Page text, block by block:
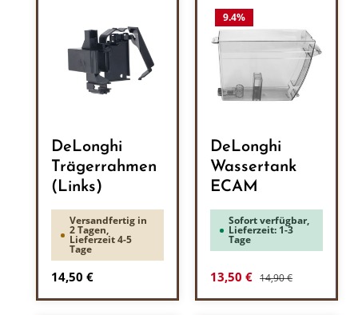
DeLonghi
Trägerrahmen
(Links)
Versandfertig in
2 Tagen,
Lieferzeit 4-5
Tage
Regulärer Preis:
14,50 €
9.4%
DeLonghi
Wassertank
ECAM
Sofort verfügbar,
Lieferzeit: 1-3
Tage
Verkaufspreis:
13,50 € Regulärer Preis:
14,90 €